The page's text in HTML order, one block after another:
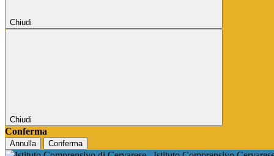
Chiudi
Chiudi
Conferma
Annulla Conferma